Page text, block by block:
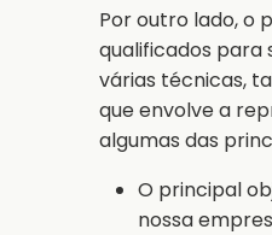
Por outro lado, o
qualificados para
várias técnicas,
que envolve a
algumas das
O principal
nossa